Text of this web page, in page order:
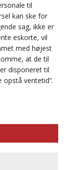
til
kan ske for
sag, ikke er
eskorte, vil
med højest
at de til
disponeret til
opstå ventetid”.